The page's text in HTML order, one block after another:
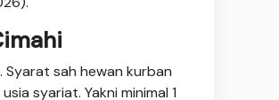
Syarat sah hewan kurban
syariat. Yakni minimal 1